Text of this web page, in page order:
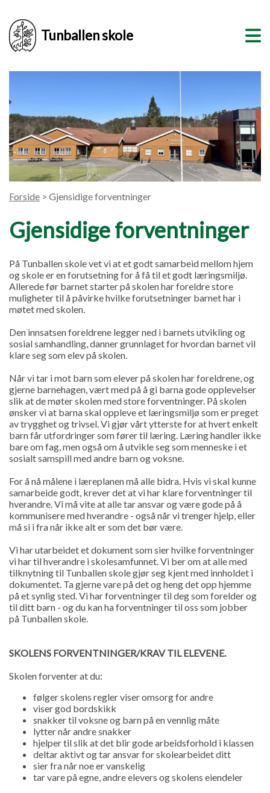
Tunballen skole
Forside > Gjensidige forventninger
Gjensidige forventninger
På Tunballen skole vet vi at et godt samarbeid mellom hjem
og skole er en forutsetning for å få til et godt læringsmiljø.
Allerede før barnet starter på skolen har foreldre store
muligheter til å påvirke hvilke forutsetninger barnet har i
møtet med skolen.
Den innsatsen foreldrene legger ned i barnets utvikling og
sosial samhandling, danner grunnlaget for hvordan barnet vil
klare seg som elev på skolen.
Når vi tar i mot barn som elever på skolen har foreldrene, og
gjerne barnehagen, vært med på å gi barna gode opplevelser
slik at de møter skolen med store forventninger. På skolen
ønsker vi at barna skal oppleve et læringsmiljø som er preget
av trygghet og trivsel. Vi gjør vårt ytterste for at hvert enkelt
barn får utfordringer som fører til læring. Læring handler ikke
bare om fag, men også om å utvikle seg som menneske i et
sosialt samspill med andre barn og voksne.
For å nå målene i læreplanen må alle bidra. Hvis vi skal kunne
samarbeide godt, krever det at vi har klare forventninger til
hverandre. Vi må vite at alle tar ansvar og være gode på å
kommunisere med hverandre - også når vi trenger hjelp, eller
må si i fra når ikke alt er som det bør være.
Vi har utarbeidet et dokument som sier hvilke forventninger
vi har til hverandre i skolesamfunnet. Vi ber om at alle med
tilknytning til Tunballen skole gjør seg kjent med innholdet i
dokumentet. Ta gjerne vare på det og heng det opp hjemme
på et synlig sted. Vi har forventninger til deg som forelder og
til ditt barn - og du kan ha forventninger til oss som jobber
på Tunballen skole.
SKOLENS FORVENTNINGER/KRAV TIL ELEVENE.
Skolen forventer at du:
følger skolens regler viser omsorg for andre
viser god bordskikk
snakker til voksne og barn på en vennlig måte
lytter når andre snakker
hjelper til slik at det blir gode arbeidsforhold i klassen
deltar aktivt og tar ansvar for skolearbeidet ditt
sier fra når noe er vanskelig
tar vare på egne, andre elevers og skolens eiendeler